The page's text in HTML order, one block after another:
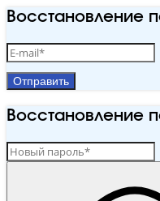
Восстановление
Отправить
Восстановление